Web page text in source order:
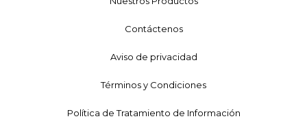
Contáctenos
Aviso de privacidad
Términos y Condiciones
Política de Tratamiento de Información